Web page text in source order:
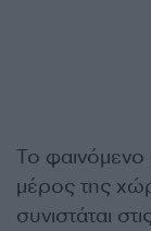
Το φαινόμενο
μέρος της
συνιστάται